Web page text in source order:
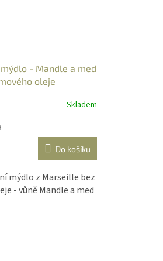
- Mandle a med
oleje
Skladem
Do košíku
mýdlo z Marseille bez
- vůně Mandle a med